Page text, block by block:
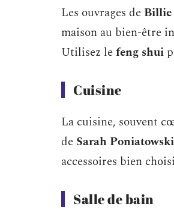
Les ouvrages de
maison au bien-être
Utilisez lefeng shui
Cuisine
La cuisine, souvent
de Sarah
accessoires bien
Salle de bain